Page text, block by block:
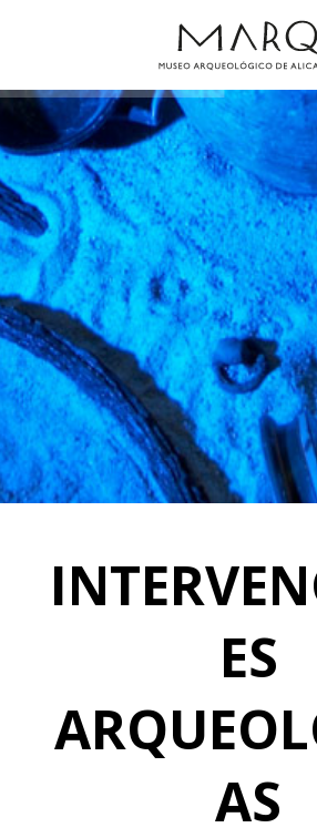
ES
AS